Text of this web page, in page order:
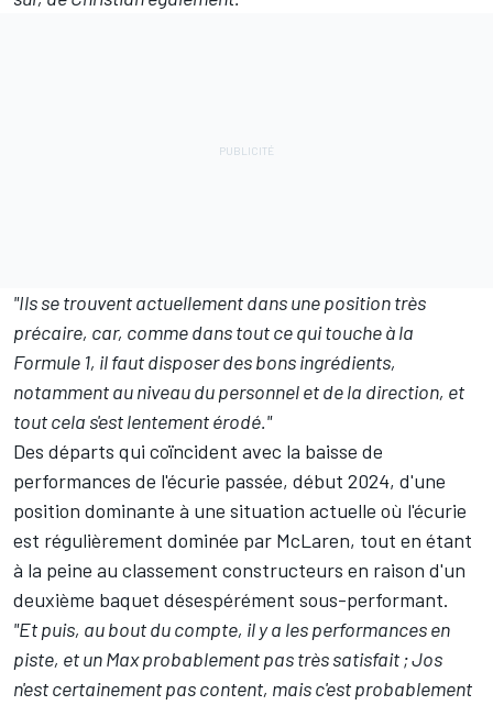
"Ils se trouvent actuellement dans une position très
précaire, car, comme dans tout ce qui touche à la
Formule 1, il faut disposer des bons ingrédients,
notamment au niveau du personnel et de la direction, et
tout cela s'est lentement érodé."
Des départs qui coïncident avec la baisse de
performances de l'écurie passée, début 2024, d'une
position dominante à une situation actuelle où l'écurie
est régulièrement dominée par McLaren, tout en étant
à la peine au classement constructeurs en raison d'un
deuxième baquet désespérément sous-performant.
"Et puis, au bout du compte, il y a les performances en
piste, et un Max probablement pas très satisfait ; Jos
n'est certainement pas content, mais c'est probablement